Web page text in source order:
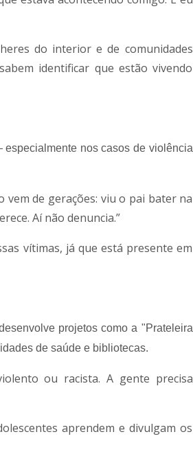
do interior e de comunidades
identificar que estão vivendo
nos casos de violência
vem de gerações: viu o pai bater na
Aí não denuncia.”
vítimas, já que está presente em
projetos como a "Prateleira
de saúde e bibliotecas.
ou racista. A gente precisa
aprendem e divulgam os